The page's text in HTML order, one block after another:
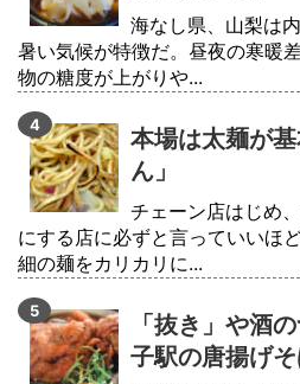
海なし県、山梨は
暑い気候が特徴だ。昼夜の寒暖
物の糖度が上がりや...
本場は太麺が
ん」
チェーン店はじめ
にする店に必ずと言っていいほ
細の麺をカリカリに...
「抜き」や酒
子駅の唐揚げ